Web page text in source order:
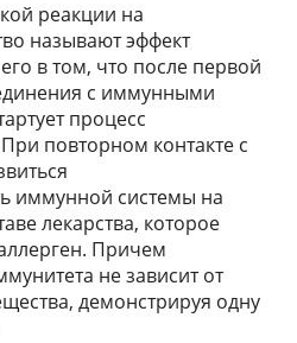
реакции на
называют эффект
в том, что после первой
с иммунными
процесс
повторном контакте с
иммунной системы на
лекарства, которое
Причем
не зависит от
демонстрируя одну